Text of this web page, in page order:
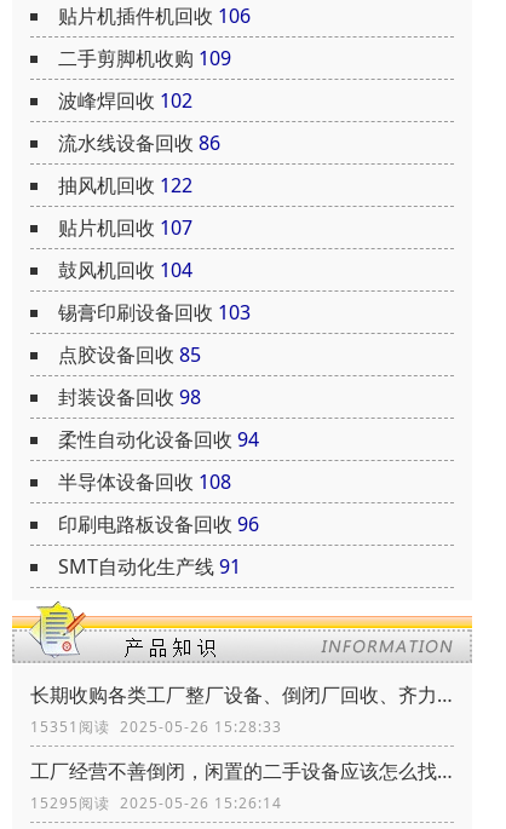
贴片机插件机回收 106
二手剪脚机收购 109
波峰焊回收 102
流水线设备回收 86
抽风机回收 122
贴片机回收 107
鼓风机回收 104
锡膏印刷设备回收 103
点胶设备回收 85
封装设备回收 98
柔性自动化设备回收 94
半导体设备回收 108
印刷电路板设备回收 96
SMT自动化生产线91
长期收购各类工厂整厂设备、倒闭厂回收、齐力环保、共创辉煌
15351阅读 2025-05-26 15:28:33
工厂经营不善倒闭，闲置的二手设备应该怎么找到买家靠谱的买家
15295阅读 2025-05-26 15:26:14